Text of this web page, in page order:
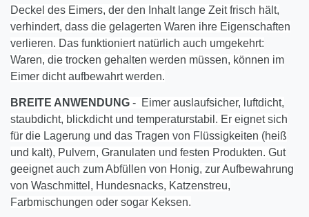
Deckel des Eimers, der den Inhalt lange Zeit frisch hält,
verhindert, dass die gelagerten Waren ihre Eigenschaften
verlieren. Das funktioniert natürlich auch umgekehrt:
Waren, die trocken gehalten werden müssen, können im
Eimer dicht aufbewahrt werden.
BREITE ANWENDUNG - Eimer auslaufsicher, luftdicht,
staubdicht, blickdicht und temperaturstabil. Er eignet sich
für die Lagerung und das Tragen von Flüssigkeiten (heiß
und kalt), Pulvern, Granulaten und festen Produkten. Gut
geeignet auch zum Abfüllen von Honig, zur Aufbewahrung
von Waschmittel, Hundesnacks, Katzenstreu,
Farbmischungen oder sogar Keksen.